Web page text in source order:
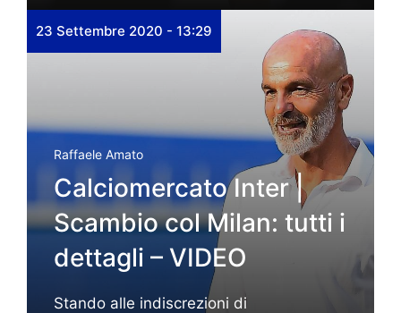
23 Settembre 2020 - 13:29
Raffaele Amato
Calciomercato Inter |
Scambio col Milan: tutti i
dettagli – VIDEO
Stando alle indiscrezioni di